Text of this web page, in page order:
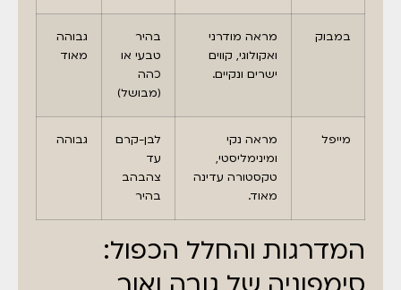
במבוק
מראה מודרני
ואקולוגי, קווים
ישרים ונקיים.
בהיר
טבעי או
כהה
(מבושל)
גבוהה
מאוד
מייפל
מראה נקי
ומינימליסטי,
טקסטורה עדינה
מאוד.
לבן-קרם
עד
צהבהב
בהיר
גבוהה
המדרגות והחלל הכפול: